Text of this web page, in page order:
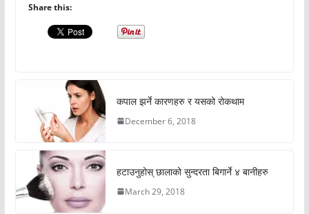
Share this:
कपाल झर्ने कारणहरु र यसको रोकथाम
December 6, 2018
हटाउनुहोस् छालाको सुन्दरता बिगार्ने ४ बानीहरु
March 29, 2018